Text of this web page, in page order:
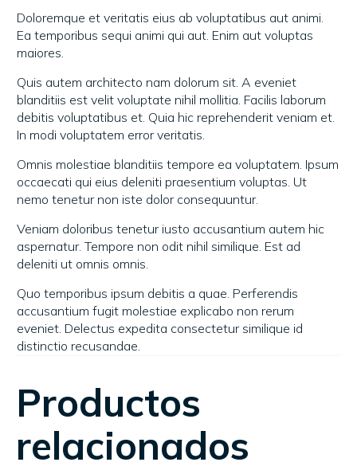
Doloremque et veritatis eius ab voluptatibus aut animi.
Ea temporibus sequi animi qui aut. Enim aut voluptas
maiores.
Quis autem architecto nam dolorum sit. A eveniet
blanditiis est velit voluptate nihil mollitia. Facilis laborum
debitis voluptatibus et. Quia hic reprehenderit veniam et.
In modi voluptatem error veritatis.
Omnis molestiae blanditiis tempore ea voluptatem. Ipsum
occaecati qui eius deleniti praesentium voluptas. Ut
nemo tenetur non iste dolor consequuntur.
Veniam doloribus tenetur iusto accusantium autem hic
aspernatur. Tempore non odit nihil similique. Est ad
deleniti ut omnis omnis.
Quo temporibus ipsum debitis a quae. Perferendis
accusantium fugit molestiae explicabo non rerum
eveniet. Delectus expedita consectetur similique id
distinctio recusandae.
Productos
relacionados